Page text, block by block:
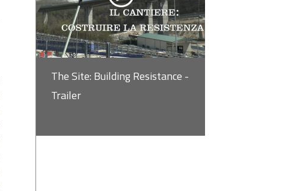
The Site: Building Resistance -
Trailer